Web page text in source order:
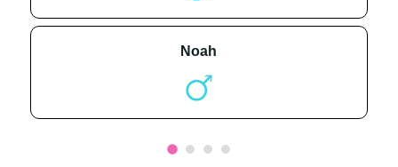
noah